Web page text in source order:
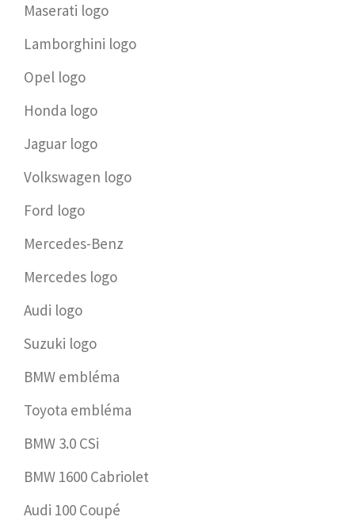
Maserati logo
Lamborghini logo
Opel logo
Honda logo
Jaguar logo
Volkswagen logo
Ford logo
Mercedes-Benz
Mercedes logo
Audi logo
Suzuki logo
BMW embléma
Toyota embléma
BMW 3.0 CSi
BMW 1600 Cabriolet
Audi 100 Coupé